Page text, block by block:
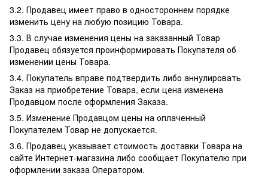
3.2. Продавец имеет право в одностороннем порядке
изменить цену на любую позицию Товара.
3.3. В случае изменения цены на заказанный Товар
Продавец обязуется проинформировать Покупателя об
изменении цены Товара.
3.4. Покупатель вправе подтвердить либо аннулировать
Заказ на приобретение Товара, если цена изменена
Продавцом после оформления Заказа.
3.5. Изменение Продавцом цены на оплаченный
Покупателем Товар не допускается.
3.6. Продавец указывает стоимость доставки Товара на
сайте Интернет-магазина либо сообщает Покупателю при
оформлении заказа Оператором.